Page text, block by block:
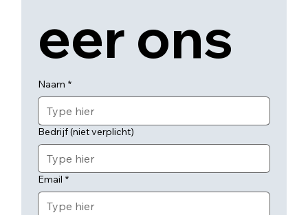
eer ons
Naam *
Bedrijf (niet verplicht)
Email *